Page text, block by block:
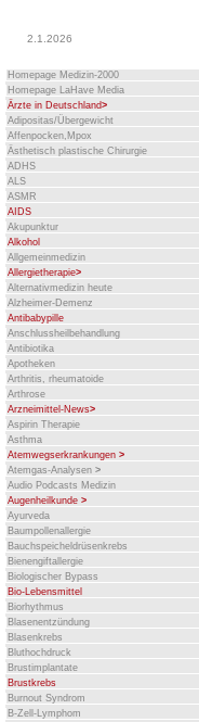
2.1.2026
Homepage Medizin-2000
Homepage LaHave Media
Ärzte in Deutschland>
Adipositas/Übergewicht
Affenpocken,Mpox
Ästhetisch plastische Chirurgie
ADHS
ALS
ASMR
AIDS
Akupunktur
Alkohol
Allgemeinmedizin
Allergietherapie>
Alternativmedizin heute
Alzheimer-Demenz
Antibabypille
Anschlussheilbehandlung
Antibiotika
Apotheken
Arthritis, rheumatoide
Arthrose
Arzneimittel-News>
Aspirin Therapie
Asthma
Atemwegserkrankungen >
Atemgas-Analysen >
Audio Podcasts Medizin
Augenheilkunde >
Ayurveda
Baumpollenallergie
Bauchspeicheldrüsenkrebs
Bienengiftallergie
Biologischer Bypass
Bio-Lebensmittel
Biorhythmus
Blasenentzündung
Blasenkrebs
Bluthochdruck
Brustimplantate
Brustkrebs
Burnout Syndrom
B-Zell-Lymphom